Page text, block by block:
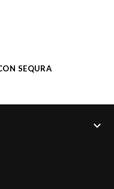
SEQURA
